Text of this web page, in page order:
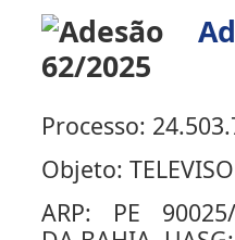
Processo:
Objeto:
ARP: PE